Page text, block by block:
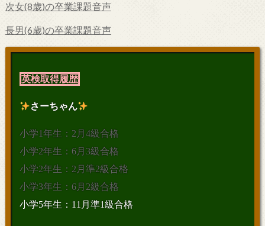
次女(8歳)の卒業課題音声
長男(6歳)の卒業課題音声
英検取得履歴
さーちゃん
小学1年生：2月4級合格
小学2年生：6月3級合格
小学2年生：2月準2級合格
小学3年生：6月2級合格
小学5年生：11月準1級合格